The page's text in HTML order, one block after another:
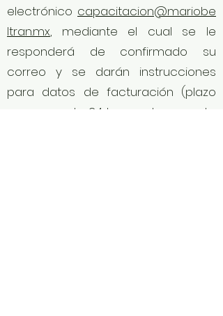
electrónico capacitacion@mariobe
ltran.mx, mediante el cual se le
responderá de confirmado su
correo y se darán instrucciones
para datos de facturación (plazo
no mayor de 24 horas al momento